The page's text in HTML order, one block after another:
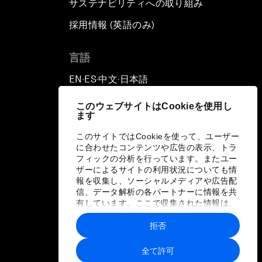
このウェブサイトはCookieを使用し
ます
このサイトではCookieを使って、ユーザー
に合わせたコンテンツや広告の表示、トラ
フィックの分析を行っています。またユー
ザーによるサイトの利用状況についても情
報を収集し、ソーシャルメディアや広告配
信、データ解析の各パートナーに情報を共
有しています。ここで収集された情報は、
ユーザーが各パートナーに提供した他の情
報や各パートナーのサービスを使用した際
に収集された情報と組み合わされ、各パー
トナーによって使用されることがありま
す。
全て許可
拒否
サステナビリティへの取り組み
採用情報 (英語のみ)
言語
EN ▪ ES▪中文▪ 日本語